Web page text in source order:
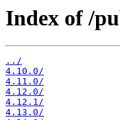
Index of /
../
4.10.0/
4.11.0/
4.12.0/
4.12.1/
4.13.0/